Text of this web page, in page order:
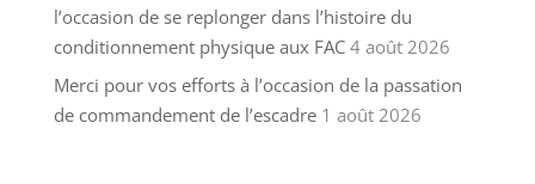
l’occasion de se replonger dans l’histoire du
conditionnement physique aux FAC 4 août 2026
Merci pour vos efforts à l’occasion de la passation
de commandement de l’escadre 1 août 2026